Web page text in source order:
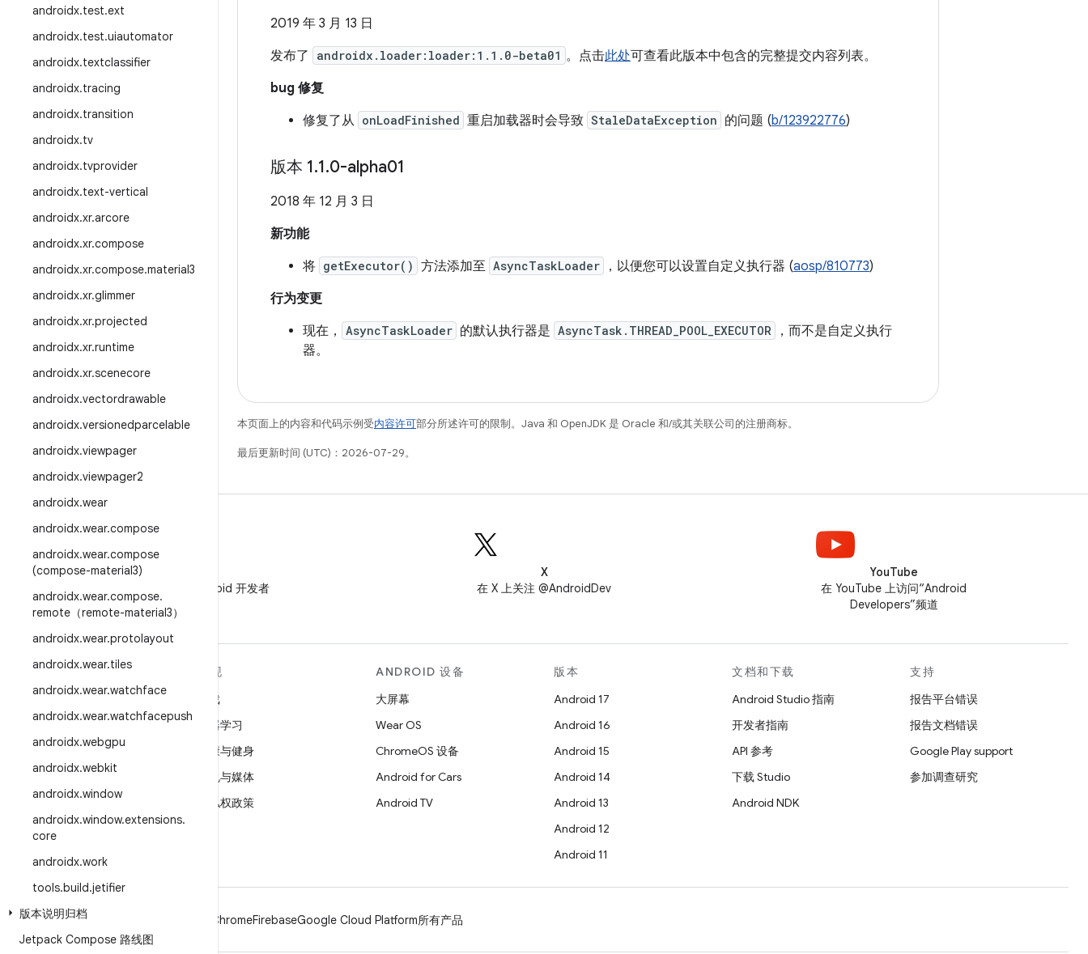
androidx.test.ext
androidx.test.uiautomator
androidx.textclassifier
androidx.tracing
androidx.transition
androidx.tv
androidx.tvprovider
androidx.text-vertical
androidx.xr.arcore
androidx.xr.compose
androidx.xr.compose.material3
androidx.xr.glimmer
androidx.xr.projected
androidx.xr.runtime
androidx.xr.scenecore
androidx.vectordrawable
androidx.versionedparcelable
androidx.viewpager
androidx.viewpager2
androidx.wear
androidx.wear.compose
androidx.wear.compose
(compose-material3)
androidx.wear.compose.
remote（remote-material3）
androidx.wear.protolayout
androidx.wear.tiles
androidx.wear.watchface
androidx.wear.watchfacepush
androidx.webgpu
androidx.webkit
androidx.window
androidx.window.extensions.
core
androidx.work
tools.build.jetifier
版本说明归档
Jetpack Compose 路线图
2019 年 3 月 13 日
发布了
androidx.loader:loader:1.1.0-beta01 。点击此处可查看此版本中包含的完整提交内容列表。
bug 修复
修复了从 onLoadFinished 重启加载器时会导致 StaleDataException 的问题 (b/123922776)
版本 1.1.0-alpha01
2018 年 12 月 3 日
新功能
将 getExecutor() 方法添加至 AsyncTaskLoader ，以便您可以设置自定义执行器 (aosp/810773)
行为变更
现在，
AsyncTaskLoader 的默认执行器是 AsyncTask.THREAD_POOL_EXECUTOR
，而不是自定义执行
器。
本页面上的内容和代码示例受内容许可部分所述许可的限制。Java 和 OpenJDK 是 Oracle 和/或其关联公司的注册商标。
最后更新时间 (UTC)：2026-07-29。
在微信中关注 Android 开发者
X
在 X 上关注 @AndroidDev
YouTube
在 YouTube 上访问“Android
Developers”频道
关于 ANDROID
Android
适用于企业的 Android
安全
源代码
新闻
博客
发现
游戏
机器学习
健康与健身
相机与媒体
隐私权政策
ANDROID 设备
大屏幕
Wear OS
ChromeOS 设备
Android for Cars
Android TV
版本
Android 17
Android 16
Android 15
Android 14
Android 13
Android 12
Android 11
文档和下载
Android Studio 指南
开发者指南
API 参考
下载 Studio
Android NDK
支持
报告平台错误
报告文档错误
Google Play support
参加调查研究
ChromeFirebaseGoogle Cloud Platform所有产品